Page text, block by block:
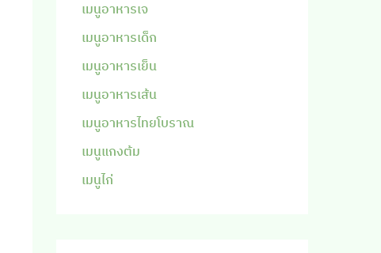
เมนูอาหารเจ
เมนูอาหารเด็ก
เมนูอาหารเย็น
เมนูอาหารเส้น
เมนูอาหารไทยโบราณ
เมนูแกงต้ม
เมนูไก่